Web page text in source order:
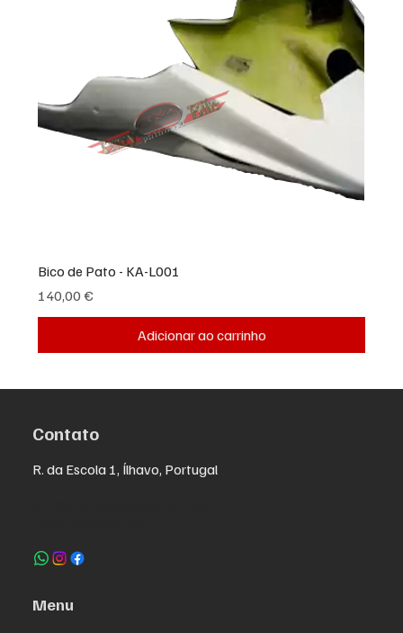
Bico de Pato - KA-L001
Preço
140,00 €
Adicionar ao carrinho
Contato
R. da Escola 1, Ílhavo, Portugal
Menu